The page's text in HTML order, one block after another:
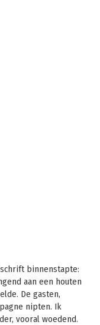
binnenstapte:
aan een houten
De gasten,
nipten. Ik
vooral woedend.